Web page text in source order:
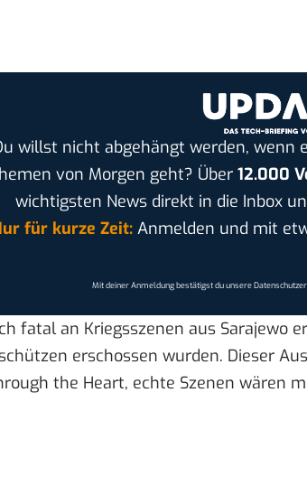
willst nicht abgehängt werden, wenn
von Morgen geht? Über 12.000
wichtigsten News direkt in die Inbox
für kurze Zeit:Anmelden und mit
Mit deiner Anmeldung bestätigst du unsere
fatal an Kriegsszenen aus Sarajewo
erschossen wurden. Dieser
the Heart, echte Szenen wären